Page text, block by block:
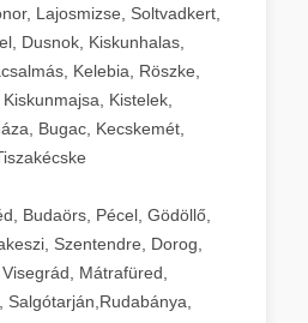
Lajosmizse, Soltvadkert,
Dusnok, Kiskunhalas,
Kelebia, Röszke,
Kistelek,
Bugac, Kecskemét,
Budaörs, Pécel, Gödöllő,
Szentendre, Dorog,
Mátrafüred,
Salgótarján,Rudabánya,